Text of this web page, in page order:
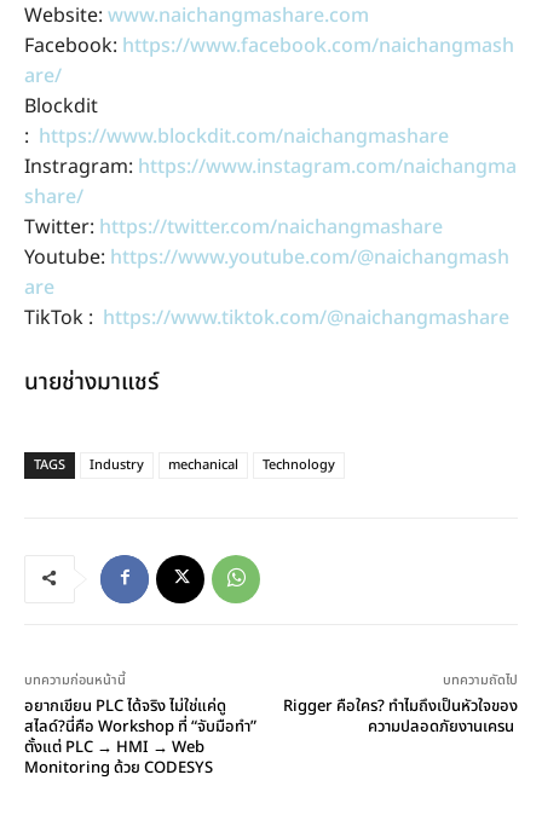
Website: www.naichangmashare.com
Facebook: https://www.facebook.com/naichangmash
are/
Blockdit
: https://www.blockdit.com/naichangmashare
Instragram: https://www.instagram.com/naichangma
share/
Twitter: https://twitter.com/naichangmashare
Youtube: https://www.youtube.com/@naichangmash
are
TikTok : https://www.tiktok.com/@naichangmashare
นายช่างมาแชร์
TAGS Industry mechanical Technology
บทความก่อนหน้านี้
อยากเขียน PLC ได้จริง ไม่ใช่แค่ดู
สไลด์?นี่คือ Workshop ที่ “จับมือทำ”
ตั้งแต่ PLC → HMI → Web
Monitoring ด้วย CODESYS
บทความถัดไป
Rigger คือใคร? ทำไมถึงเป็นหัวใจของ
ความปลอดภัยงานเครน